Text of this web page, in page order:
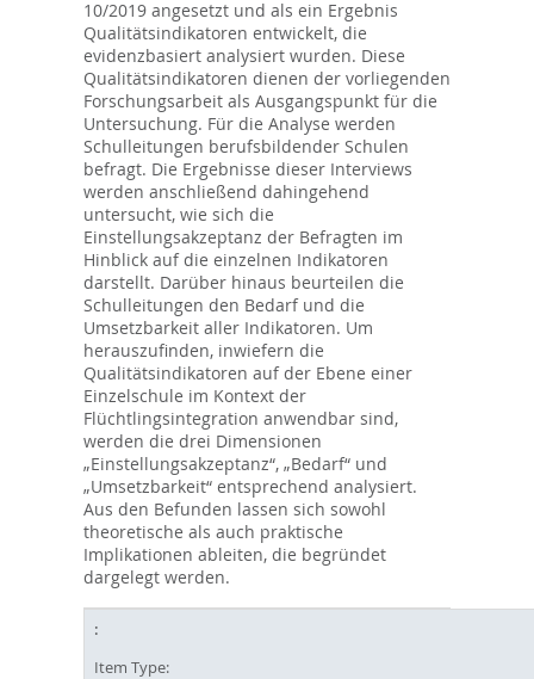
10/2019 angesetzt und als ein Ergebnis
Qualitätsindikatoren entwickelt, die
evidenzbasiert analysiert wurden. Diese
Qualitätsindikatoren dienen der vorliegenden
Forschungsarbeit als Ausgangspunkt für die
Untersuchung. Für die Analyse werden
Schulleitungen berufsbildender Schulen
befragt. Die Ergebnisse dieser Interviews
werden anschließend dahingehend
untersucht, wie sich die
Einstellungsakzeptanz der Befragten im
Hinblick auf die einzelnen Indikatoren
darstellt. Darüber hinaus beurteilen die
Schulleitungen den Bedarf und die
Umsetzbarkeit aller Indikatoren. Um
herauszufinden, inwiefern die
Qualitätsindikatoren auf der Ebene einer
Einzelschule im Kontext der
Flüchtlingsintegration anwendbar sind,
werden die drei Dimensionen
„Einstellungsakzeptanz“, „Bedarf“ und
„Umsetzbarkeit“ entsprechend analysiert.
Aus den Befunden lassen sich sowohl
theoretische als auch praktische
Implikationen ableiten, die begründet
dargelegt werden.
Item Type: